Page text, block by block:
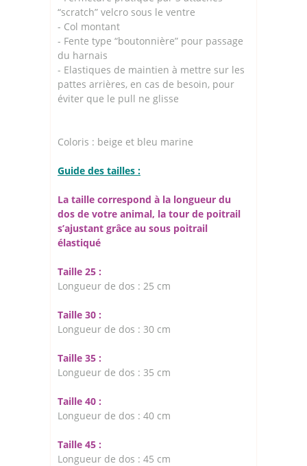
“scratch” velcro sous le ventre
- Col montant
- Fente type “boutonnière” pour passage
du harnais
- Elastiques de maintien à mettre sur les
pattes arrières, en cas de besoin, pour
éviter que le pull ne glisse
Coloris : beige et bleu marine
Guide des tailles :
La taille correspond à la longueur du
dos de votre animal, la tour de poitrail
s’ajustant grâce au sous poitrail
élastiqué
Taille 25 :
Longueur de dos : 25 cm
Taille 30 :
Longueur de dos : 30 cm
Taille 35 :
Longueur de dos : 35 cm
Taille 40 :
Longueur de dos : 40 cm
Taille 45 :
Longueur de dos : 45 cm